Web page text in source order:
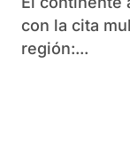
con la cita
región:...